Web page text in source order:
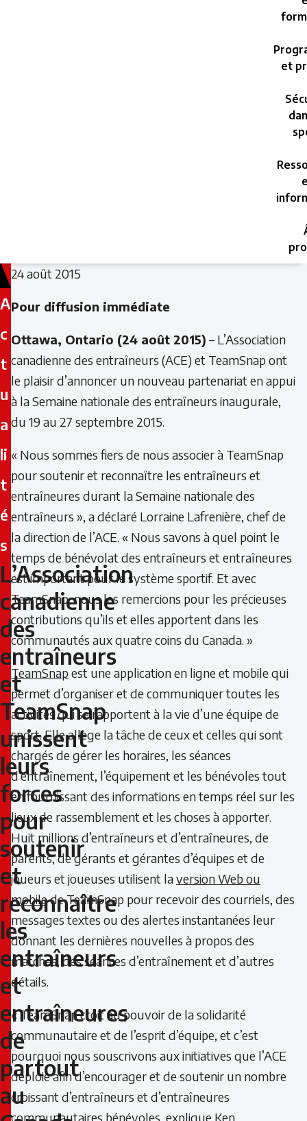
et
A
c
t
u
a
li
t
é
s
L’Association
canadienne
des
entraîneurs
et
TeamSnap
unissent
leurs
forces
pour
soutenir
et
reconnaître
les
entraîneurs
et
entraîneures
de
L’Association
canadienne
des
entraîneurs
et
TeamSnap
unissent
leurs
forces
pour
soutenir
et
reconnaître
les
entraîneurs
et
entraîneures
de
partout
au
24 août 2015
Pour diffusion immédiate
Ottawa, Ontario (24 août 2015) – L’Association
canadienne des entraîneurs (ACE) et TeamSnap ont
le plaisir d’annoncer un nouveau partenariat en appui
à la Semaine nationale des entraîneurs inaugurale,
du 19 au 27 septembre 2015.
« Nous sommes fiers de nous associer à TeamSnap
pour soutenir et reconnaître les entraîneurs et
entraîneures durant la Semaine nationale des
entraîneurs », a déclaré Lorraine Lafrenière, chef de
la direction de l’ACE. « Nous savons à quel point le
temps de bénévolat des entraîneurs et entraîneures
est important pour le système sportif. Et avec
TeamSnap, nous les remercions pour les précieuses
contributions qu’ils et elles apportent dans les
communautés aux quatre coins du Canada. »
TeamSnapest une application en ligne et mobile qui
permet d’organiser et de communiquer toutes les
activités qui se rapportent à la vie d’une équipe de
sport. Elle allège la tâche de ceux et celles qui sont
chargés de gérer les horaires, les séances
d’entraînement, l’équipement et les bénévoles tout
en fournissant des informations en temps réel sur les
lieux de rassemblement et les choses à apporter.
Huit millions d’entraîneurs et d’entraîneures, de
parents, de gérants et gérantes d’équipes et de
joueurs et joueuses utilisent laversion Web ou
mobilede TeamSnap pour recevoir des courriels, des
messages textes ou des alertes instantanées leur
donnant les dernières nouvelles à propos des
matches, des séances d’entraînement et d’autres
détails.
« TeamSnap croit au pouvoir de la solidarité
communautaire et de l’esprit d’équipe, et c’est
pourquoi nous souscrivons aux initiatives que l’ACE
déploie afin d’encourager et de soutenir un nombre
croissant d’entraîneurs et d’entraîneures
communautaires bénévoles, explique Ken